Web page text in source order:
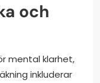
och
mental klarhet,
inkluderar